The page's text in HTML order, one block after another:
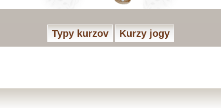
Typy kurzov Kurzy jogy